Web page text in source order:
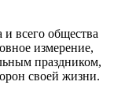
всего общества
измерение,
праздником,
своей жизни.